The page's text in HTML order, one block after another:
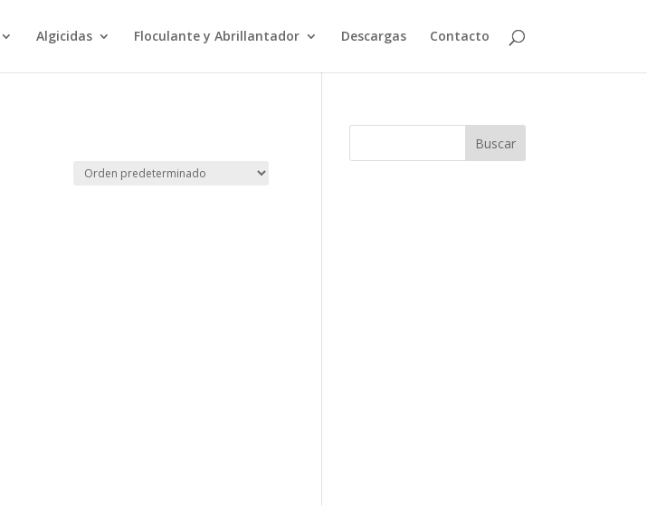
Algicidas Floculante y Abrillantador Descargas Contacto
productos